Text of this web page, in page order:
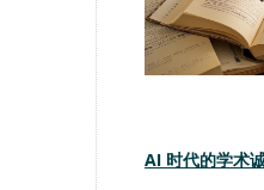
AI 时代的学术